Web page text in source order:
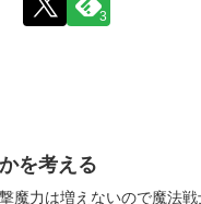
3
を考える
魔力は増えないので魔法